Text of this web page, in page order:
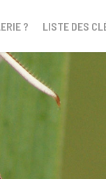
? LISTE DES